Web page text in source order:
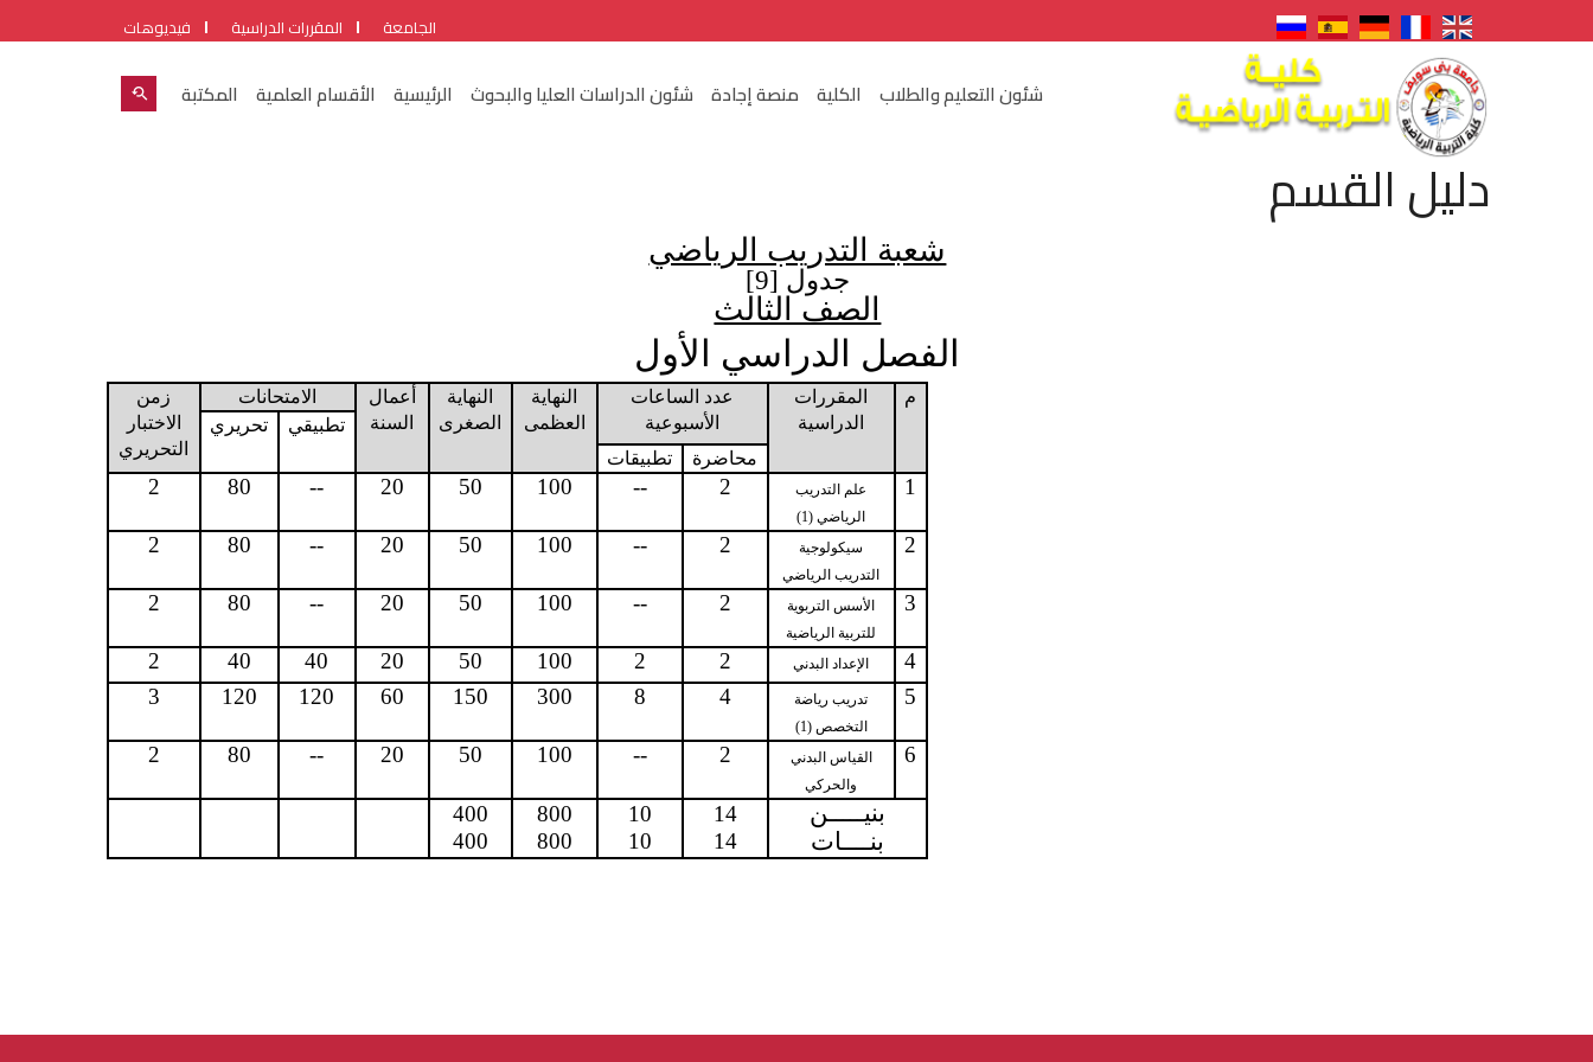
الجامعة المقررات الدراسية فيديوهات
شئون التعليم والطلاب الكلية منصة إجادة شئون الدراسات العليا والبحوث الرئيسية الأقسام العلمية المكتبة
دليل القسم
شعبة التدريب الرياضي
جدول [9]
الصف الثالث
الفصل الدراسي الأول
م
المقررات
الدراسية
عدد الساعات
الأسبوعية
النهاية
العظمى
النهاية
الصغرى
أعمال
السنة
الامتحانات
زمن
الاختبار
التحريري
تطبيقي
تحريري
محاضرة
تطبيقات
1
علم التدريب
الرياضي (1)
2
--
100
50
20
--
80
2
2
سيكولوجية
التدريب الرياضي
2
--
100
50
20
--
80
2
3
الأسس التربوية
للتربية الرياضية
2
--
100
50
20
--
80
2
4 الإعداد البدني 2
2
100
50
20
40
40
2
5
تدريب رياضة
التخصص (1)
4
8
300
150
60
120
120
3
6
القياس البدني
والحركي
2
--
100
50
20
--
80
2
بنيـــــن
بنــــات
14
14
10
10
800
800
400
400